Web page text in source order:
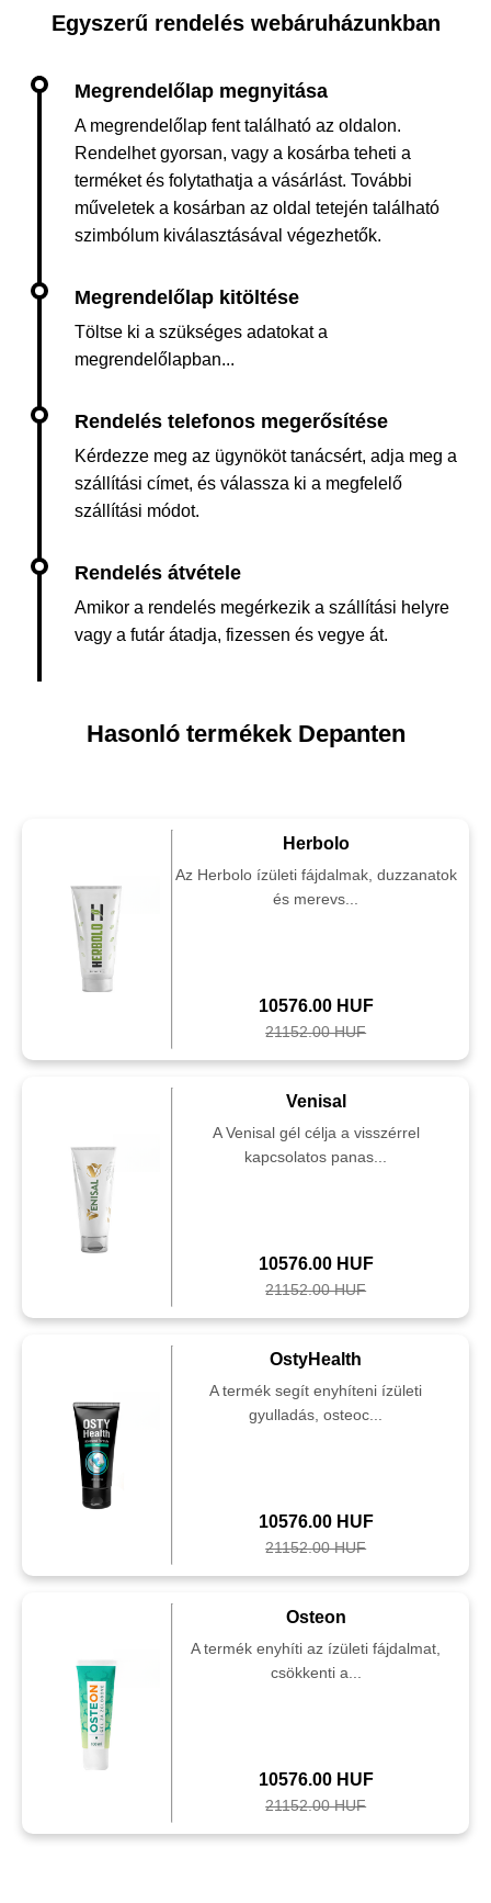
Egyszerű rendelés webáruházunkban
A megrendelőlap fent található az oldalon.
Rendelhet gyorsan, vagy a kosárba teheti a
terméket és folytathatja a vásárlást. További
műveletek a kosárban az oldal tetején található
szimbólum kiválasztásával végezhetők.
Töltse ki a szükséges adatokat a
megrendelőlapban...
Kérdezze meg az ügynököt tanácsért, adja meg a
szállítási címet, és válassza ki a megfelelő
szállítási módot.
Amikor a rendelés megérkezik a szállítási helyre
vagy a futár átadja, fizessen és vegye át.
Hasonló termékek Depanten
Herbolo
Az Herbolo ízületi fájdalmak, duzzanatok
és merevs...
10576.00 HUF
21152.00 HUF
Venisal
A Venisal gél célja a visszérrel
kapcsolatos panas...
10576.00 HUF
21152.00 HUF
OstyHealth
A termék segít enyhíteni ízületi
gyulladás, osteoc...
10576.00 HUF
21152.00 HUF
Osteon
A termék enyhíti az ízületi fájdalmat,
csökkenti a...
10576.00 HUF
21152.00 HUF